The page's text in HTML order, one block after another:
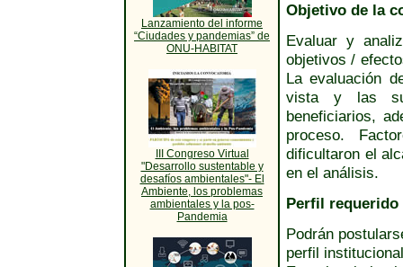
Lanzamiento del informe
“Ciudades y pandemias” de
ONU-HABITAT
III Congreso Virtual
"Desarrollo sustentable y
desafíos ambientales"- El
Ambiente, los problemas
ambientales y la pos-
Pandemia
Objetivo de la
Evaluar y
objetivos /
La evaluación
vista y las
beneficiarios,
proceso.
dificultaron el
en el análisis.
Perfil requerido
Podrán
perfil